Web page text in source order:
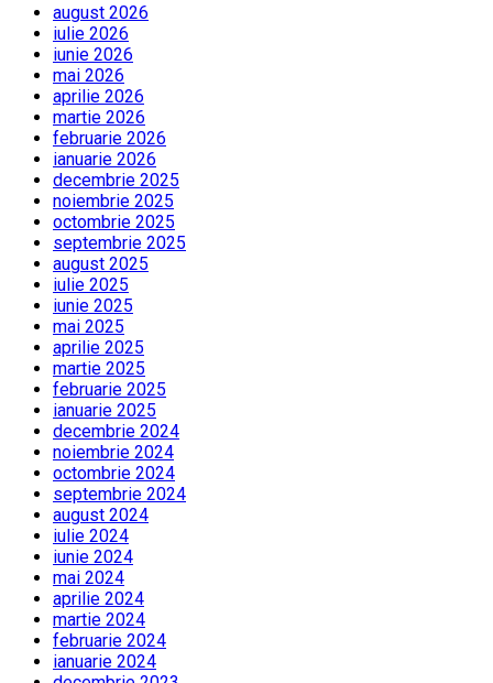
august 2026
iulie 2026
iunie 2026
mai 2026
aprilie 2026
martie 2026
februarie 2026
ianuarie 2026
decembrie 2025
noiembrie 2025
octombrie 2025
septembrie 2025
august 2025
iulie 2025
iunie 2025
mai 2025
aprilie 2025
martie 2025
februarie 2025
ianuarie 2025
decembrie 2024
noiembrie 2024
octombrie 2024
septembrie 2024
august 2024
iulie 2024
iunie 2024
mai 2024
aprilie 2024
martie 2024
februarie 2024
ianuarie 2024